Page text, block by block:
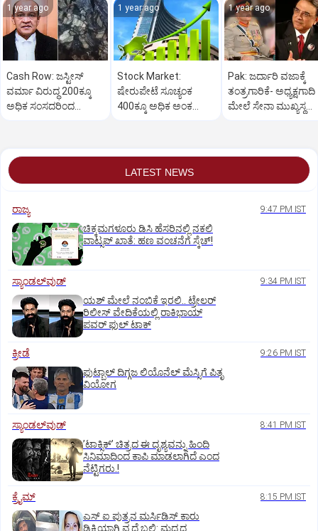
1 year ago
Cash Row: ಜಸ್ಟೀಸ್‌
ವರ್ಮಾ ವಿರುದ್ಧ 200ಕ್ಕೂ
ಅಧಿಕ ಸಂಸದರಿಂದ
1 year ago
Stock Market:
ಷೇರುಪೇಟೆ ಸೂಚ್ಯಂಕ
400ಕ್ಕೂ ಅಧಿಕ ಅಂಕ
1 year ago
Pak: ಜರ್ದಾರಿ ವಜಾಕ್ಕೆ
ತಂತ್ರಗಾರಿಕೆ- ಅಧ್ಯಕ್ಷಗಾದಿ
ಮೇಲೆ ಸೇನಾ ಮುಖ್ಯಸ್ಥ
LATEST NEWS
ರಾಜ್ಯ 9:47 PM IST
ಚಿಕ್ಕಮಗಳೂರು ಡಿಸಿ ಹೆಸರಿನಲ್ಲಿ ನಕಲಿ
ವಾಟ್ಸಪ್ ಖಾತೆ: ಹಣ ವಂಚನೆಗೆ ಸ್ಕೆಚ್!
ಸ್ಯಾಂಡಲ್‌ವುಡ್‌ 9:34 PM IST
ಯಶ್‌ ಮೇಲೆ ನಂಬಿಕೆ ಇರಲಿ.. ಟ್ರೇಲರ್‌
ರಿಲೀಸ್‌ ವೇದಿಕೆಯಲ್ಲಿ ರಾಕಿಭಾಯ್‌
ಪವರ್‌ ಫುಲ್‌ ಟಾಕ್
ಕ್ರೀಡೆ 9:26 PM IST
ಫುಟ್ಬಾಲ್ ದಿಗ್ಗಜ ಲಿಯೊನೆಲ್‌ ಮೆಸ್ಸಿಗೆ ಪಿತೃ
ವಿಯೋಗ
ಸ್ಯಾಂಡಲ್‌ವುಡ್‌ 8:41 PM IST
ʼಟಾಕ್ಸಿಕ್‌ʼ ಚಿತ್ರದ ಈ ದೃಶ್ಯವನ್ನು ಹಿಂದಿ
ಸಿನಿಮಾದಿಂದ ಕಾಪಿ ಮಾಡಲಾಗಿದೆ ಎಂದ
ನೆಟ್ಟಿಗರು.!
ಕ್ರೈಮ್ 8:15 PM IST
ಎಸ್ ಐ ಪುತ್ರನ ಮರ್ಸಿಡಿಸ್‌ ಕಾರು
ಢಿಕ್ಕಿಯಾಗಿ ವೃದ್ಧೆ ಬಲಿ: ಮದ್ಯದ